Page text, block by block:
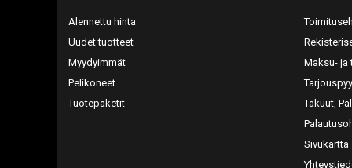
Alennettu hinta
Uudet tuotteet
Myydyimmät
Pelikoneet
Tuotepaketit
Maksu- ja
Takuut,
Sivukartta